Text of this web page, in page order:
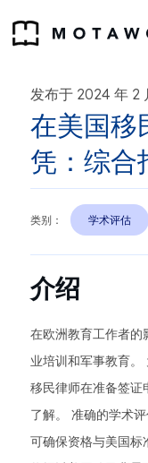
发布于 2024 年 2
在美国移
凭：综合
类别： 学术评估
介绍
在欧洲教育工作者的
业培训和军事教育
移民律师在准备签证
了解。 准确的学术
可确保资格与美国标